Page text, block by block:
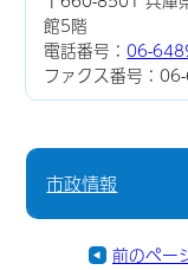
館5階
電話番号：06-
ファクス番号：
市政情報
前のペー